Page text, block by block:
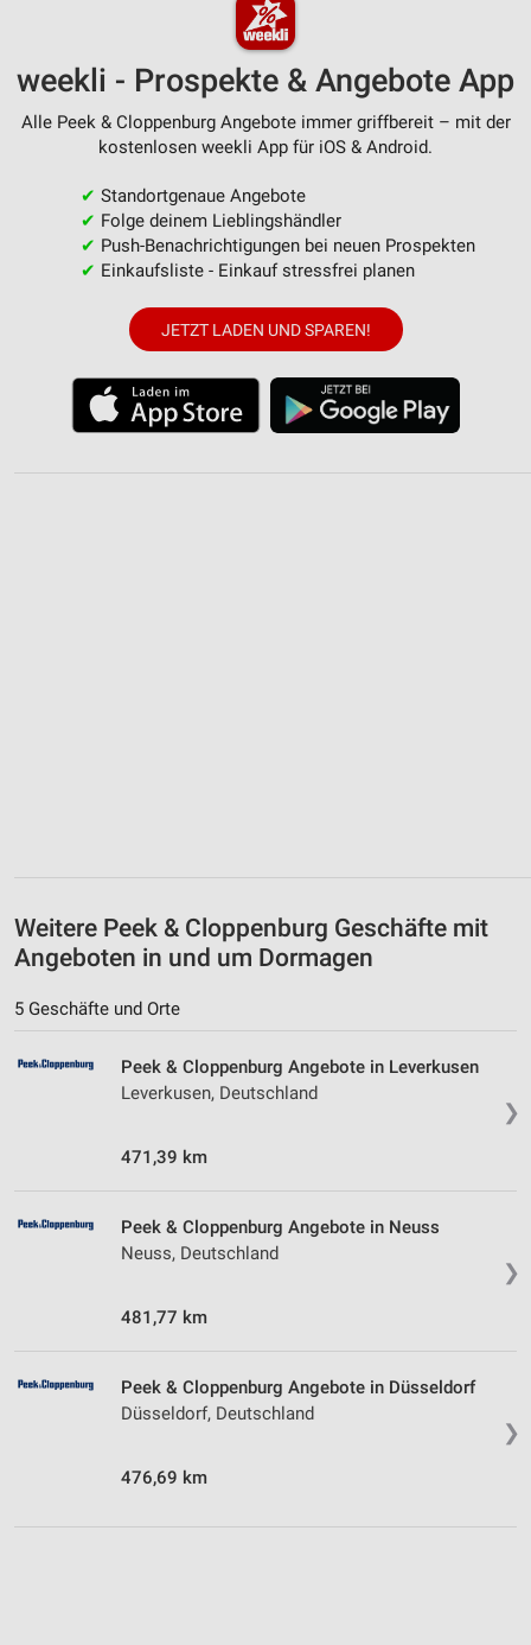
weekli - Prospekte & Angebote App
Alle Peek & Cloppenburg Angebote immer griffbereit – mit der
kostenlosen weekli App für iOS & Android.
✔ Standortgenaue Angebote
✔ Folge deinem Lieblingshändler
✔ Push-Benachrichtigungen bei neuen Prospekten
✔ Einkaufsliste - Einkauf stressfrei planen
JETZT LADEN UND SPAREN!
Weitere Peek & Cloppenburg Geschäfte mit
Angeboten in und um Dormagen
5 Geschäfte und Orte
❯
Peek & Cloppenburg Angebote in Leverkusen
Leverkusen, Deutschland
471,39 km
❯
Peek & Cloppenburg Angebote in Neuss
Neuss, Deutschland
481,77 km
❯
Peek & Cloppenburg Angebote in Düsseldorf
Düsseldorf, Deutschland
476,69 km